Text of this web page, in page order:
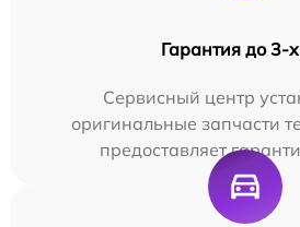
Гарантия до 3-х
Сервисный центр
оригинальные запчасти
предоставляет